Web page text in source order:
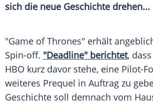
sich die neue Geschichte drehen...
"Game of Thrones" erhält
Spin-off. "Deadline" berichtet,
HBO kurz davor stehe, eine Pilot-
weiteres Prequel in Auftrag zu
Geschichte soll demnach vom